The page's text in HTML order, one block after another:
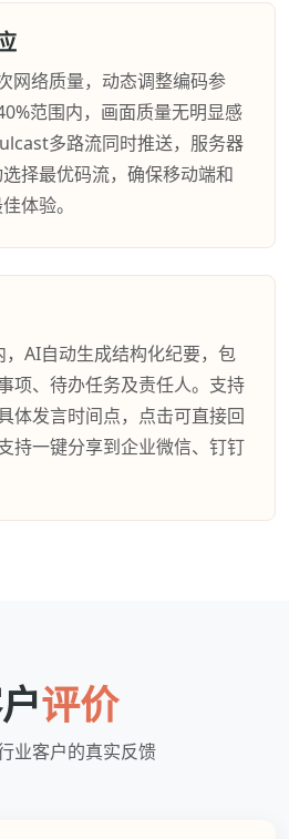
网络质量，动态调整编码参
范围内，画面质量无明显感
多路流同时推送，服务器
择最优码流，确保移动端和
体验。
AI自动生成结构化纪要，包
项、待办任务及责任人。支持
体发言时间点，点击可直接回
持一键分享到企业微信、钉钉
评价
业客户的真实反馈